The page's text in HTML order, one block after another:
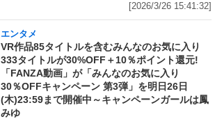
[2026/3/26 15:41:32]
エンタメ
VR作品85タイトルを含むみんなのお気に入り
333タイトルが30%OFF＋10％ポイント還元!
「FANZA動画」が「みんなのお気に入り
30％OFFキャンペーン 第3弾」を明日26日
(木)23:59まで開催中～キャンペーンガールは鳳
みゆ